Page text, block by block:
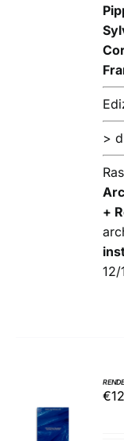
>
+
12/
AL
CARRELLO
€